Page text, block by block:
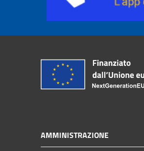
AMMINISTRAZIONE